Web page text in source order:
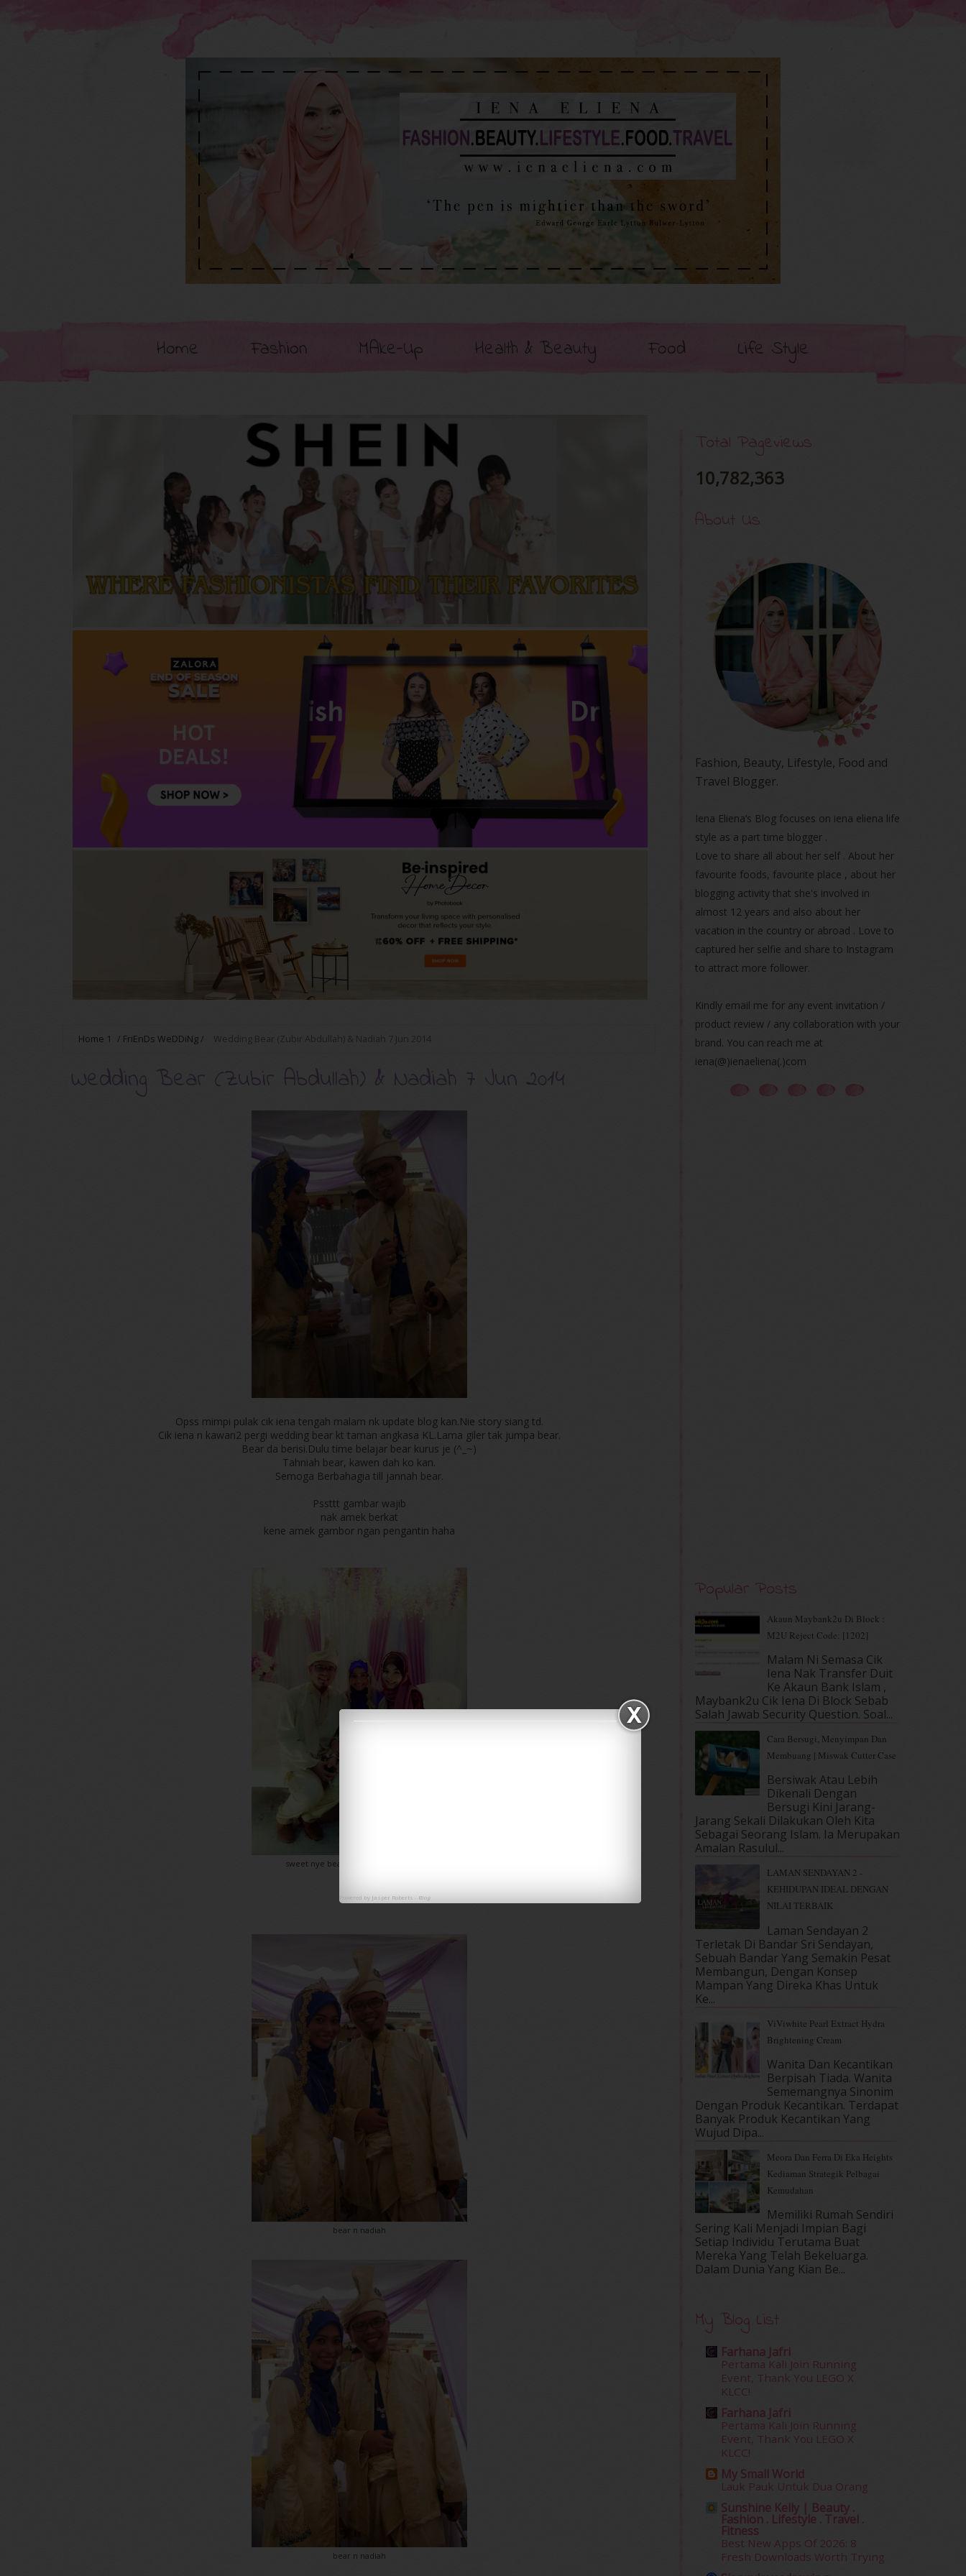
Home Fashion MAke-Up Health & Beauty Food Life Style
Home 1 / FriEnDs WeDDiNg/ Wedding Bear (Zubir Abdullah) & Nadiah 7 Jun 2014
Wedding Bear (Zubir Abdullah) & Nadiah 7 Jun 2014
Opss mimpi pulak cik iena tengah malam nk update blog kan.Nie story siang td.
Cik iena n kawan2 pergi wedding bear kt taman angkasa KL.Lama giler tak jumpa bear.
Bear da berisi.Dulu time belajar bear kurus je (^_~)
Tahniah bear, kawen dah ko kan.
Semoga Berbahagia till jannah bear.
Pssttt gambar wajib
nak amek berkat
kene amek gambor ngan pengantin haha
sweet nye bear dgn wife..bear moksss
bear n nadiah
bear n nadiah
Powered by Jasper Roberts - Blog
Total Pageviews
10,782,363
About Us
Fashion, Beauty, Lifestyle, Food and
Travel Blogger.
Iena Eliena’s Blog focuses on iena eliena life
style as a part time blogger .
Love to share all about her self . About her
favourite foods, favourite place , about her
blogging activity that she's involved in
almost 12 years and also about her
vacation in the country or abroad . Love to
captured her selfie and share to Instagram
to attract more follower.
Kindly email me for any event invitation /
product review / any collaboration with your
brand. You can reach me at
iena(@)ienaeliena(.)com
Popular Posts
Akaun Maybank2u Di Block :
M2U Reject Code: [1202]
Malam Ni Semasa Cik
Iena Nak Transfer Duit
Ke Akaun Bank Islam ,
Maybank2u Cik Iena Di Block Sebab
Salah Jawab Security Question. Soal...
Cara Bersugi, Menyimpan Dan
Membuang | Miswak Cutter Case
Bersiwak Atau Lebih
Dikenali Dengan
Bersugi Kini Jarang-
Jarang Sekali Dilakukan Oleh Kita
Sebagai Seorang Islam. Ia Merupakan
Amalan Rasulul...
LAMAN SENDAYAN 2 -
KEHIDUPAN IDEAL DENGAN
NILAI TERBAIK
Laman Sendayan 2
Terletak Di Bandar Sri Sendayan,
Sebuah Bandar Yang Semakin Pesat
Membangun, Dengan Konsep
Mampan Yang Direka Khas Untuk
Ke...
ViViwhite Pearl Extract Hydra
Brightening Cream
Wanita Dan Kecantikan
Berpisah Tiada. Wanita
Sememangnya Sinonim
Dengan Produk Kecantikan. Terdapat
Banyak Produk Kecantikan Yang
Wujud Dipa...
Meora Dan Ferra Di Eka Heights
Kediaman Strategik Pelbagai
Kemudahan
Memiliki Rumah Sendiri
Sering Kali Menjadi Impian Bagi
Setiap Individu Terutama Buat
Mereka Yang Telah Bekeluarga.
Dalam‍ Dunia Yang Kian Be...
My Blog List
Farhana Jafri
Pertama Kali Join Running
Event, Thank You LEGO X
KLCC!
Farhana Jafri
Pertama Kali Join Running
Event, Thank You LEGO X
KLCC!
My Small World
Lauk Pauk Untuk Dua Orang
Sunshine Kelly | Beauty .
Fashion . Lifestyle . Travel .
Fitness
Best New Apps Of 2026: 8
Fresh Downloads Worth Trying